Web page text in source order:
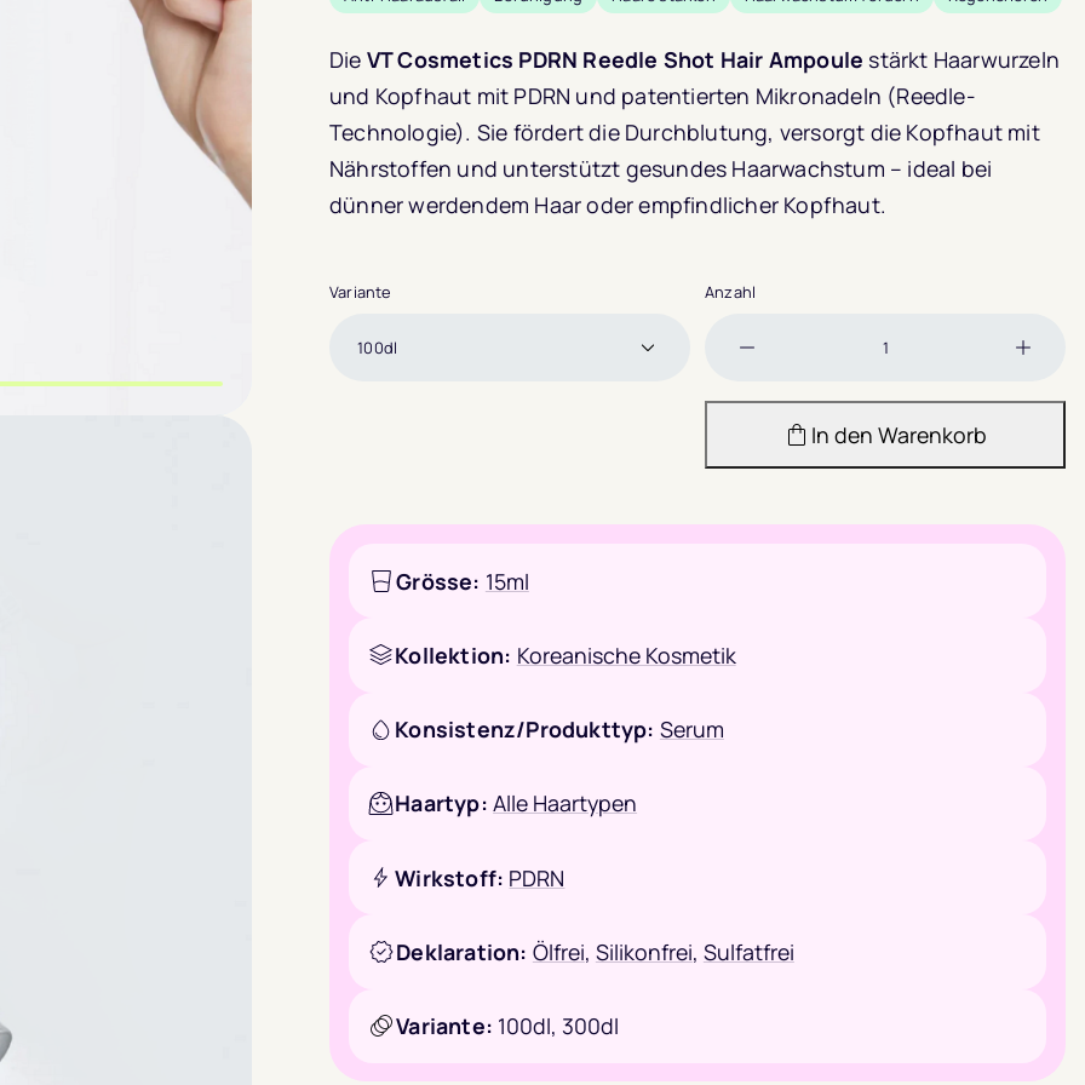
Die VT Cosmetics PDRN Reedle Shot Hair Ampoule stärkt Haarwurzeln
und Kopfhaut mit PDRN und patentierten Mikronadeln (Reedle-
Technologie). Sie fördert die Durchblutung, versorgt die Kopfhaut mit
Nährstoffen und unterstützt gesundes Haarwachstum – ideal bei
dünner werdendem Haar oder empfindlicher Kopfhaut.
Variante Anzahl
verringern
In den Warenkorb
Grösse: 15ml
Kollektion: Koreanische Kosmetik
Konsistenz/Produkttyp: Serum
Haartyp:Alle Haartypen
Wirkstoff: PDRN
Deklaration: Ölfrei, Silikonfrei, Sulfatfrei
Variante: 100dl,300dl